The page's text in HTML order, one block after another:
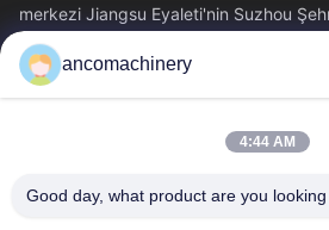
merkezi Jiangsu Eyaleti'nin Suzhou
Şehri'nde yer almaktadır.
Hızlı Bağlantılar
Fabrika Turu
Kalite
ancomachinery
4:44 AM
Good day, what product are you